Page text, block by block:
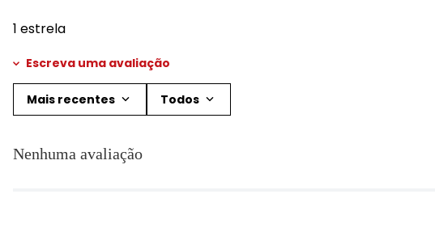
1 estrela
Escreva uma avaliação
Título
Mais recentes Todos
Nenhuma avaliação